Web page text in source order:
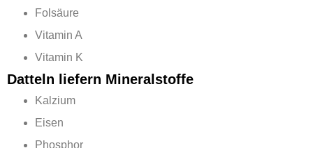
Folsäure
Vitamin A
Vitamin K
Datteln liefern Mineralstoffe
Kalzium
Eisen
Phosphor